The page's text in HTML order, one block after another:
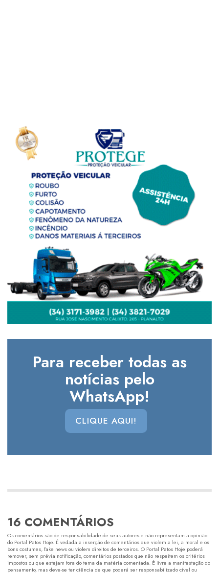
Para receber todas as
notícias pelo
WhatsApp!
CLIQUE AQUI!
16 COMENTÁRIOS
Os comentários são de responsabilidade de seus autores e não representam a opinião
do Portal Patos Hoje. É vedada a inserção de comentários que violem a lei, a moral e os
bons costumes, fake news ou violem direitos de terceiros. O Portal Patos Hoje poderá
remover, sem prévia notificação, comentários postados que não respeitem os critérios
impostos ou que estejam fora do tema da matéria comentada. É livre a manifestação do
pensamento, mas deve-se ter ciência de que poderá ser responsabilizado cível ou